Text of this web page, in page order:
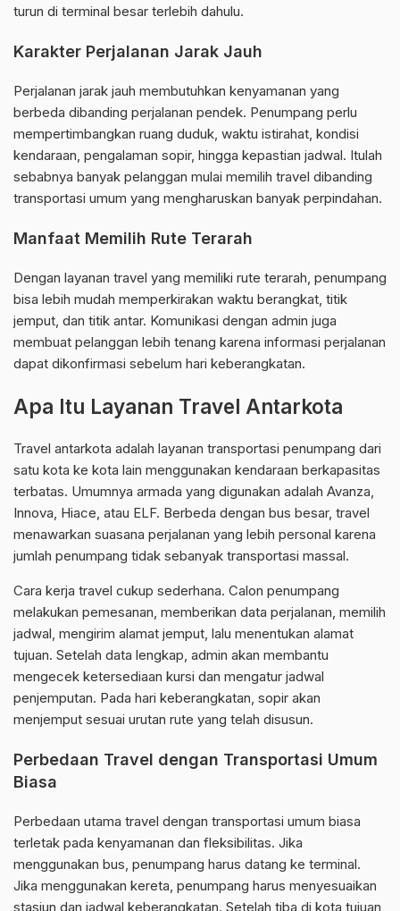
turun di terminal besar terlebih dahulu.
Karakter Perjalanan Jarak Jauh
Perjalanan jarak jauh membutuhkan kenyamanan yang
berbeda dibanding perjalanan pendek. Penumpang perlu
mempertimbangkan ruang duduk, waktu istirahat, kondisi
kendaraan, pengalaman sopir, hingga kepastian jadwal. Itulah
sebabnya banyak pelanggan mulai memilih travel dibanding
transportasi umum yang mengharuskan banyak perpindahan.
Manfaat Memilih Rute Terarah
Dengan layanan travel yang memiliki rute terarah, penumpang
bisa lebih mudah memperkirakan waktu berangkat, titik
jemput, dan titik antar. Komunikasi dengan admin juga
membuat pelanggan lebih tenang karena informasi perjalanan
dapat dikonfirmasi sebelum hari keberangkatan.
Apa Itu Layanan Travel Antarkota
Travel antarkota adalah layanan transportasi penumpang dari
satu kota ke kota lain menggunakan kendaraan berkapasitas
terbatas. Umumnya armada yang digunakan adalah Avanza,
Innova, Hiace, atau ELF. Berbeda dengan bus besar, travel
menawarkan suasana perjalanan yang lebih personal karena
jumlah penumpang tidak sebanyak transportasi massal.
Cara kerja travel cukup sederhana. Calon penumpang
melakukan pemesanan, memberikan data perjalanan, memilih
jadwal, mengirim alamat jemput, lalu menentukan alamat
tujuan. Setelah data lengkap, admin akan membantu
mengecek ketersediaan kursi dan mengatur jadwal
penjemputan. Pada hari keberangkatan, sopir akan
menjemput sesuai urutan rute yang telah disusun.
Perbedaan Travel dengan Transportasi Umum
Biasa
Perbedaan utama travel dengan transportasi umum biasa
terletak pada kenyamanan dan fleksibilitas. Jika
menggunakan bus, penumpang harus datang ke terminal.
Jika menggunakan kereta, penumpang harus menyesuaikan
stasiun dan jadwal keberangkatan. Setelah tiba di kota tujuan,